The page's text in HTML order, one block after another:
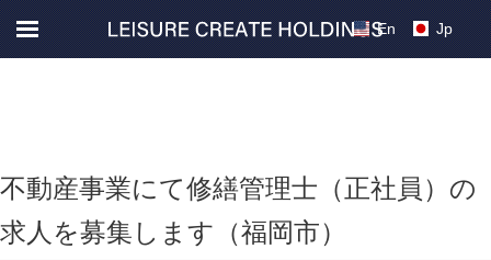
En Jp
不動産事業にて修繕管理士（正社員）の
求人を募集します（福岡市）